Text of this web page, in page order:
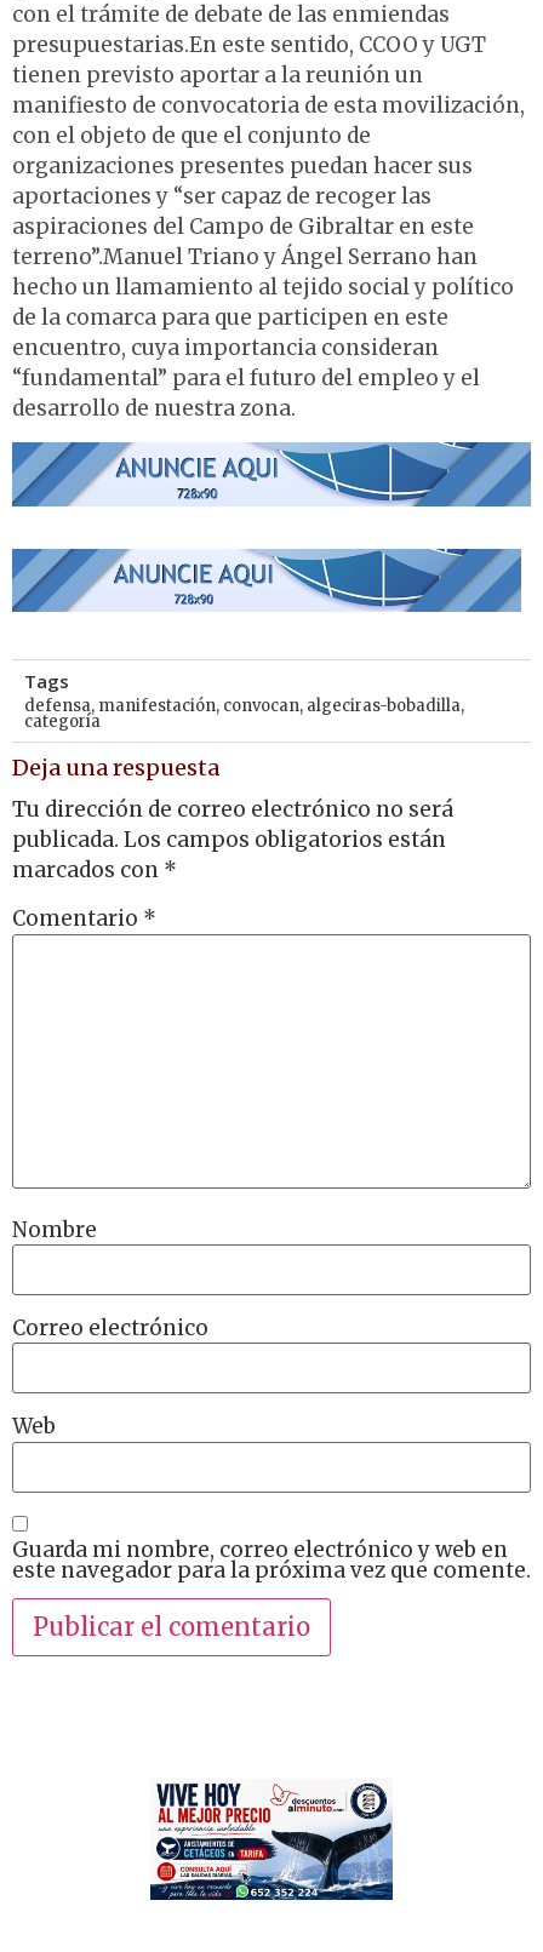
con el trámite de debate de las enmiendas
presupuestarias.En este sentido, CCOO y UGT
tienen previsto aportar a la reunión un
manifiesto de convocatoria de esta movilización,
con el objeto de que el conjunto de
organizaciones presentes puedan hacer sus
aportaciones y “ser capaz de recoger las
aspiraciones del Campo de Gibraltar en este
terreno”.Manuel Triano y Ángel Serrano han
hecho un llamamiento al tejido social y político
de la comarca para que participen en este
encuentro, cuya importancia consideran
“fundamental” para el futuro del empleo y el
desarrollo de nuestra zona.
Tags
defensa, manifestación, convocan, algeciras-bobadilla,
categoría
Deja una respuesta
Tu dirección de correo electrónico no será
publicada. Los campos obligatorios están
marcados con *
Comentario *
Nombre
Correo electrónico
Web
Guarda mi nombre, correo electrónico y web en
este navegador para la próxima vez que comente.